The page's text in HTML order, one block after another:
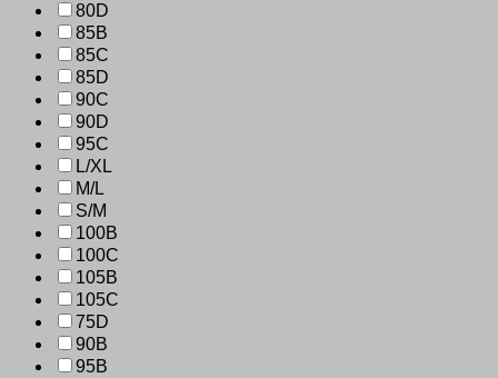
80D
85B
85C
85D
90C
90D
95C
L/XL
M/L
S/M
100B
100C
105B
105C
75D
90B
95B